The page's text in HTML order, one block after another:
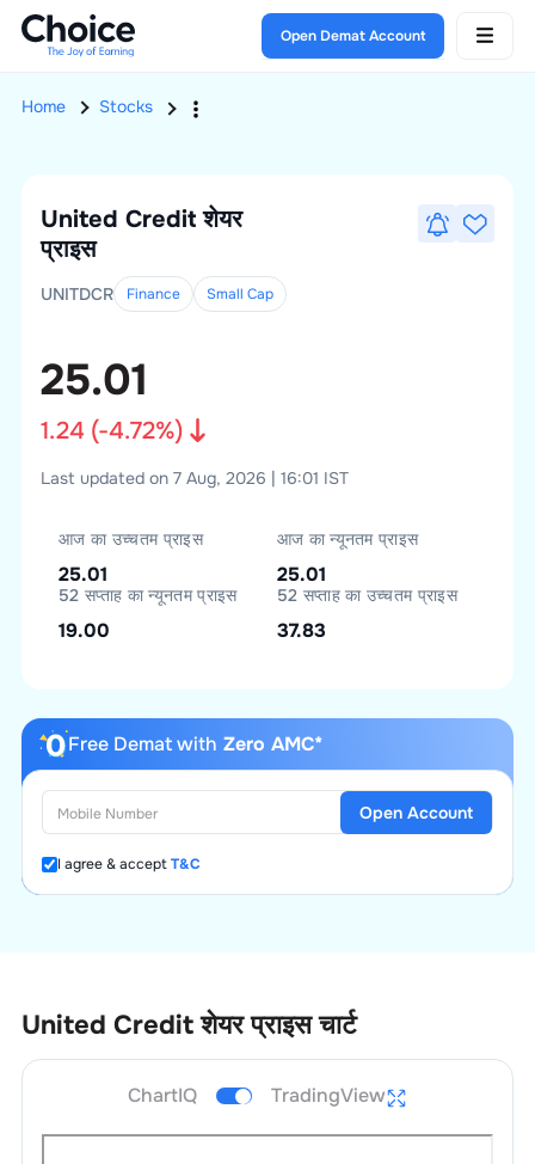
Open Demat Account
Home Stocks
United Credit शेयर
प्राइस
UNITDCR Finance Small Cap
25.01
1.24 (-4.72%)
Last updated on 7 Aug, 2026 | 16:01 IST
आज का उच्चतम प्राइस
25.01
आज का न्यूनतम प्राइस
25.01
52 सप्ताह का न्यूनतम प्राइस
19.00
52 सप्ताह का उच्चतम प्राइस
37.83
Free Demat with Zero AMC*
I agree & acceptT&C
Open Account
United Credit शेयर प्राइस चार्ट
ChartIQ TradingView